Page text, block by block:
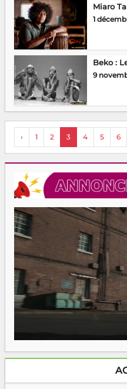
Miaro
1
Beko :
9
‹ 1 2 3 4 5 6